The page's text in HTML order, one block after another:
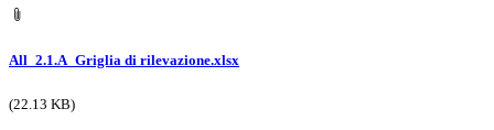
All_2.1.A_Griglia di rilevazione.xlsx
(22.13 KB)